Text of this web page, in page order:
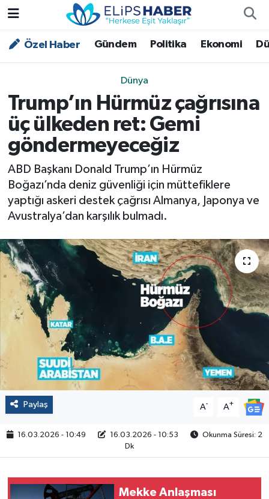
Özel Haber Gündem Politika Ekonomi
Dünya
Trump’ın Hürmüz çağrısına
üç ülkeden ret: Gemi
göndermeyeceğiz
ABD Başkanı Donald Trump’ın Hürmüz
Boğazı’nda deniz güvenliği için müttefiklere
yaptığı askeri destek çağrısı Almanya, Japonya ve
Avustralya’dan karşılık bulmadı.
Paylaş A- A+
16.03.2026 - 10:49 16.03.2026 - 10:53
Okunma Süresi: 2
Dk
Mekke Anlaşması
Özel Haber
Asayiş
Bilim - Teknoloji
Çevre - İklim
Dünya
Magazin
Politika
Sağlık
Spor
Yaşam
Çalışma Hayatı
Nöbetçi Eczaneler
Trafik Durumu
Süper Lig Puan Durumu ve Fikstür
Tüm Manşetler
Son Dakika Haberleri